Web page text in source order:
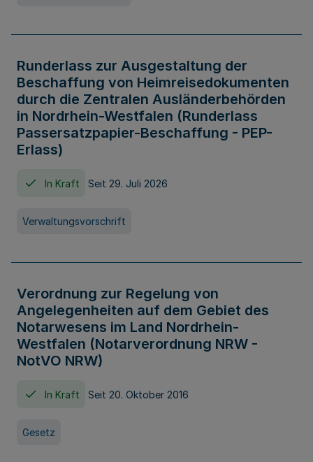
Runderlass zur Ausgestaltung der
Beschaffung von Heimreisedokumenten
durch die Zentralen Ausländerbehörden
in Nordrhein-Westfalen (Runderlass
Passersatzpapier-Beschaffung - PEP-
Erlass)
In Kraft Seit 29. Juli 2026
Verwaltungsvorschrift
Verordnung zur Regelung von
Angelegenheiten auf dem Gebiet des
Notarwesens im Land Nordrhein-
Westfalen (Notarverordnung NRW -
NotVO NRW)
In Kraft Seit 20. Oktober 2016
Gesetz